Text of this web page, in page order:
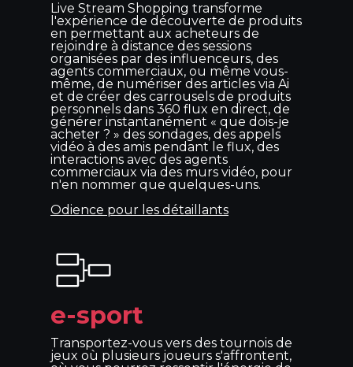
Live Stream Shopping transforme
l'expérience de découverte de produits
en permettant aux acheteurs de
rejoindre à distance des sessions
organisées par des influenceurs, des
agents commerciaux, ou même vous-
même, de numériser des articles via Ai
et de créer des carrousels de produits
personnels dans 360 flux en direct, de
générer instantanément « que dois-je
acheter ? » des sondages, des appels
vidéo à des amis pendant le flux, des
interactions avec des agents
commerciaux via des murs vidéo, pour
n'en nommer que quelques-uns.
Odience pour les détaillants
e-sport
Transportez-vous vers des tournois de
jeux où plusieurs joueurs s'affrontent,